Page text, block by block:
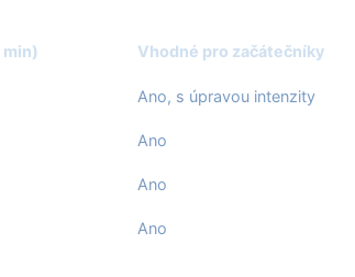
min) Vhodné pro začátečníky
Ano, s úpravou intenzity
Ano
Ano
Ano